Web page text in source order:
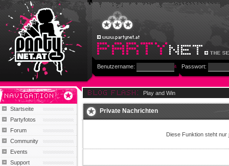
Benutzername: Passwort:
Startseite
Partyfotos
Forum
Community
Events
Support
Play and Win
Private Nachrichten
Diese Funktion steht nur